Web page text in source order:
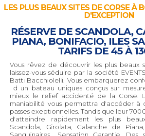
LES PLUS BEAUX SITES DE CORSE À
D'EXCEPTION
RÉSERVE DE SCANDOLA,
PIANA, BONIFACIO, ILES
TARIFS DE 45 À
Vous rêvez de découvrir les plus beaux
laissez-vous séduire par la société
Batti Bacchiolelli. Vous embarquerez
d un bateau uniques conçus sur
mieux le relief accidenté de la Corse.
maniabilité vous permettra d'accéder à
passes exeptionnelles. Tandis que leur
d'atteindre rapidement les plus
Scandola, Girolata, Calanche de